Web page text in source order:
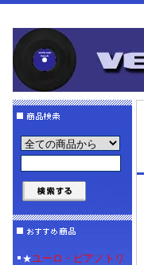
★ユーロ・ピアノトリ